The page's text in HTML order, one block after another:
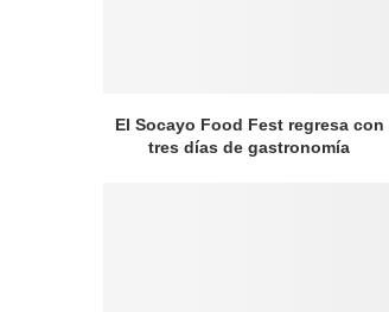
El Socayo Food Fest regresa con
tres días de gastronomía